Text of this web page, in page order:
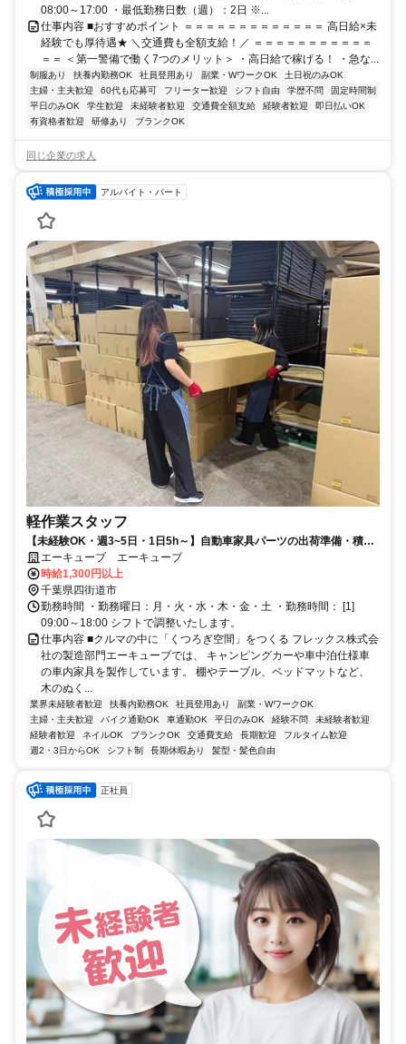
08:00～17:00 ・最低勤務日数（週）：2日 ※...
仕事内容 ■おすすめポイント ＝＝＝＝＝＝＝＝＝＝＝＝＝ 高日給×未
経験でも厚待遇★ ＼交通費も全額支給！／ ＝＝＝＝＝＝＝＝＝＝＝
＝＝ ＜第一警備で働く7つのメリット＞ ・高日給で稼げる！ ・急な...
制服あり 扶養内勤務OK 社員登用あり 副業・WワークOK
土日祝のみOK
主婦・主夫歓迎
60代も応募可 フリーター歓迎 シフト自由 学歴不問
固定時間制
平日のみOK
学生歓迎 未経験者歓迎 交通費全額支給 経験者歓迎
即日払いOK
有資格者歓迎
研修あり ブランクOK
同じ企業の求人
アルバイト・パート
軽作業スタッフ
【未経験OK・週3~5日・1日5h～】自動車家具パーツの出荷準備・積み
込み等の軽作業／正社員登用も◎
エーキューブ エーキューブ
時給1,300円以上
千葉県四街道市
勤務時間 ・勤務曜日：月・火・水・木・金・土 ・勤務時間： [1]
09:00～18:00 シフトで調整いたします。
仕事内容 ■クルマの中に「くつろぎ空間」をつくる フレックス株式会
社の製造部門エーキューブでは、 キャンピングカーや車中泊仕様車
の車内家具を製作しています。 棚やテーブル、ベッドマットなど、
木のぬく...
業界未経験者歓迎 扶養内勤務OK 社員登用あり
副業・WワークOK
主婦・主夫歓迎
バイク通勤OK 車通勤OK 平日のみOK 経験不問
未経験者歓迎
経験者歓迎
ネイルOK ブランクOK 交通費支給 長期歓迎
フルタイム歓迎
週2・3日からOK
シフト制 長期休暇あり 髪型・髪色自由
正社員